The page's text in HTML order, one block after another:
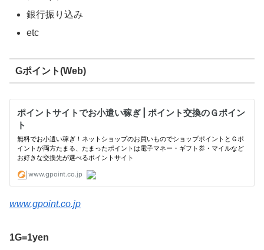
銀行振り込み
etc
Gポイント(Web)
www.gpoint.co.jp
1G=1yen